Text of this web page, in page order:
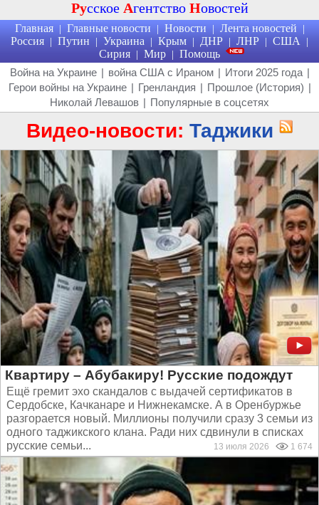
Русское Агентство Новостей
Главная | Главные новости | Новости | Лента новостей |
Россия | Путин | Украина | Крым | ДНР | ЛНР | США |
Сирия | Мир | Помощь
Война на Украине | война США с Ираном | Итоги 2025 года |
Герои войны на Украине | Гренландия | Прошлое (История) |
Николай Левашов | Популярные в соцсетях
Видео-новости: Таджики
Квартиру – Абубакиру! Русские подождут
Ещё гремит эхо скандалов с выдачей сертификатов в
Сердобске, Качканаре и Нижнекамске. А в Оренбуржье
разгорается новый. Миллионы получили сразу 3 семьи из
одного таджикского клана. Ради них сдвинули в списках
русские семьи...
13 июля 2026 1 674